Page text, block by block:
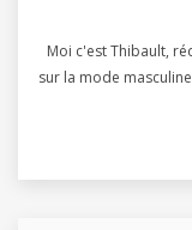
Moi c'est Thibault,
sur la mode